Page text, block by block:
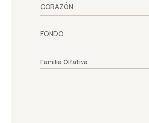
CORAZÓN
FONDO
Familia Olfativa